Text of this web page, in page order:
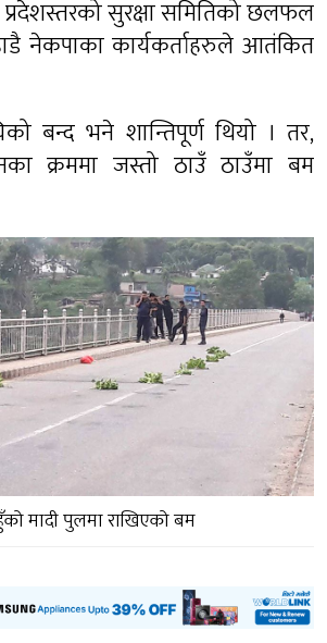
प्रदेशस्तरको सुरक्षा समितिको छलफल
नेकपाका कार्यकर्ताहरुले आतंकित
बन्द भने शान्तिपूर्ण थियो । तर,
क्रममा जस्तो ठाउँ ठाउँमा बम
मादी पुलमा राखिएको बम